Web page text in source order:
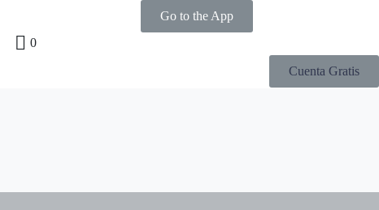
Go to the App
0
Cuenta Gratis